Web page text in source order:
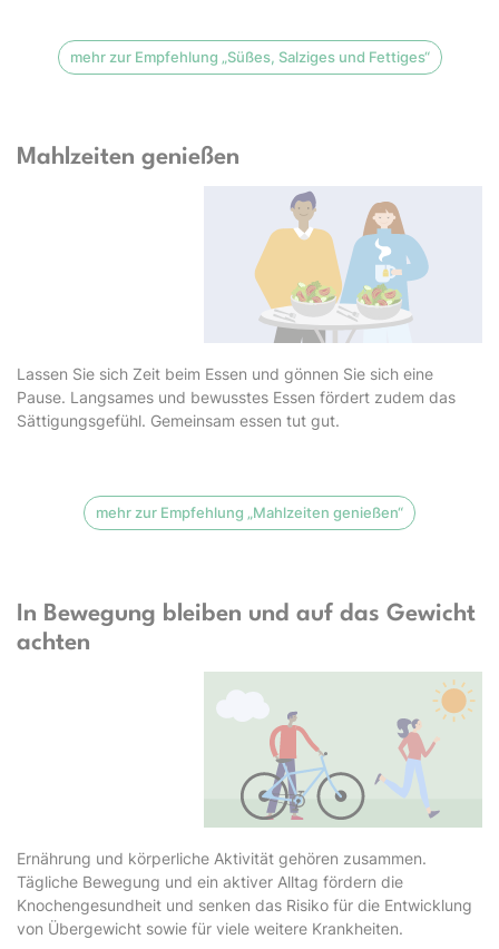
mehr zur Empfehlung „Süßes, Salziges und Fettiges“
Mahlzeiten genießen
Lassen Sie sich Zeit beim Essen und gönnen Sie sich eine
Pause. Langsames und bewusstes Essen fördert zudem das
Sättigungsgefühl. Gemeinsam essen tut gut.
mehr zur Empfehlung „Mahlzeiten genießen“
In Bewegung bleiben und auf das Gewicht
achten
Ernährung und körperliche Aktivität gehören zusammen.
Tägliche Bewegung und ein aktiver Alltag fördern die
Knochengesundheit und senken das Risiko für die Entwicklung
von Übergewicht sowie für viele weitere Krankheiten.